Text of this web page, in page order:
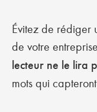
Évitez de rédiger
de votre
lecteur ne le lira
mots qui